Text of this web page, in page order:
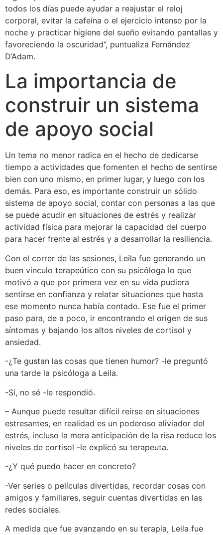
todos los días puede ayudar a reajustar el reloj
corporal, evitar la cafeína o el ejercicio intenso por la
noche y practicar higiene del sueño evitando pantallas y
favoreciendo la oscuridad”, puntualiza Fernández
D’Adam.
La importancia de
construir un sistema
de apoyo social
Un tema no menor radica en el hecho de dedicarse
tiempo a actividades que fomenten el hecho de sentirse
bien con uno mismo, en primer lugar, y luego con los
demás. Para eso, es importante construir un sólido
sistema de apoyo social, contar con personas a las que
se puede acudir en situaciones de estrés y realizar
actividad física para mejorar la capacidad del cuerpo
para hacer frente al estrés y a desarrollar la resiliencia.
Con el correr de las sesiones, Leila fue generando un
buen vínculo terapeútico con su psicóloga lo que
motivó a que por primera vez en su vida pudiera
sentirse en confianza y relatar situaciones que hasta
ese momento nunca había contado. Ese fue el primer
paso para, de a poco, ir encontrando el origen de sus
síntomas y bajando los altos niveles de cortisol y
ansiedad.
-¿Te gustan las cosas que tienen humor? -le preguntó
una tarde la psicóloga a Leila.
-Sí, no sé -le respondió.
– Aunque puede resultar difícil reírse en situaciones
estresantes, en realidad es un poderoso aliviador del
estrés, incluso la mera anticipación de la risa reduce los
niveles de cortisol -le explicó su terapeuta.
-¿Y qué puedo hacer en concreto?
-Ver series o películas divertidas, recordar cosas con
amigos y familiares, seguir cuentas divertidas en las
redes sociales.
A medida que fue avanzando en su terapia, Leila fue